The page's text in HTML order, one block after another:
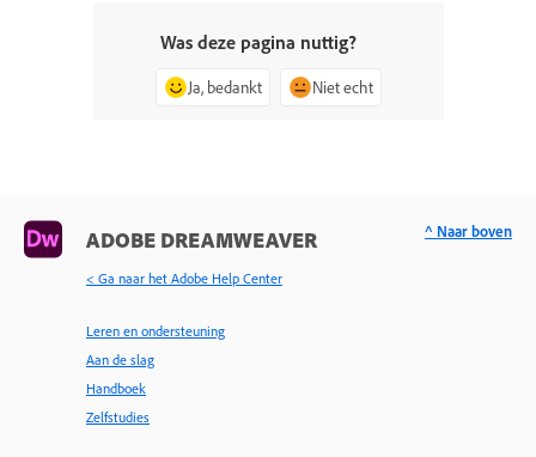
Was deze pagina nuttig?
Ja, bedankt Niet echt
ADOBE DREAMWEAVER
< Ga naar het Adobe Help Center
Leren en ondersteuning
Aan de slag
Handboek
Zelfstudies
^ Naar boven